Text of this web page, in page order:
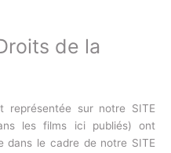
de la
représentée sur notre SITE
les films ici publiés) ont
dans le cadre de notre SITE